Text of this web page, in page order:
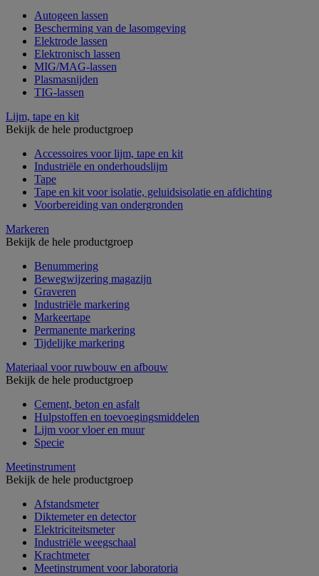
Autogeen lassen
Bescherming van de lasomgeving
Elektrode lassen
Elektronisch lassen
MIG/MAG-lassen
Plasmasnijden
TIG-lassen
Lijm, tape en kit
Bekijk de hele productgroep
Accessoires voor lijm, tape en kit
Industriële en onderhoudslijm
Tape
Tape en kit voor isolatie, geluidsisolatie en afdichting
Voorbereiding van ondergronden
Markeren
Bekijk de hele productgroep
Benummering
Bewegwijzering magazijn
Graveren
Industriële markering
Markeertape
Permanente markering
Tijdelijke markering
Materiaal voor ruwbouw en afbouw
Bekijk de hele productgroep
Cement, beton en asfalt
Hulpstoffen en toevoegingsmiddelen
Lijm voor vloer en muur
Specie
Meetinstrument
Bekijk de hele productgroep
Afstandsmeter
Diktemeter en detector
Elektriciteitsmeter
Industriële weegschaal
Krachtmeter
Meetinstrument voor laboratoria